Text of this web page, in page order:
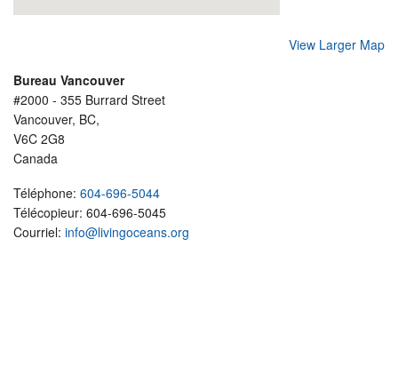
View Larger Map
Bureau Vancouver
#2000 - 355 Burrard Street
Vancouver, BC,
V6C 2G8
Canada
Téléphone: 604-696-5044
Télécopieur: 604-696-5045
Courriel: info@livingoceans.org